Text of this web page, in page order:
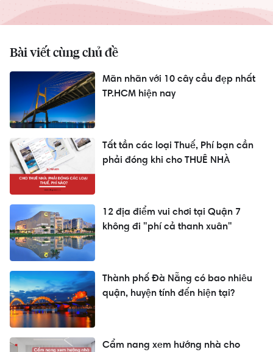
Bài viết cùng chủ đề
Mãn nhãn với 10 cây cầu đẹp nhất
TP.HCM hiện nay
Tất tần các loại Thuế, Phí bạn cần
phải đóng khi cho THUÊ NHÀ
12 địa điểm vui chơi tại Quận 7
không đi "phí cả thanh xuân"
Thành phố Đà Nẵng có bao nhiêu
quận, huyện tính đến hiện tại?
Cẩm nang xem hướng nhà cho